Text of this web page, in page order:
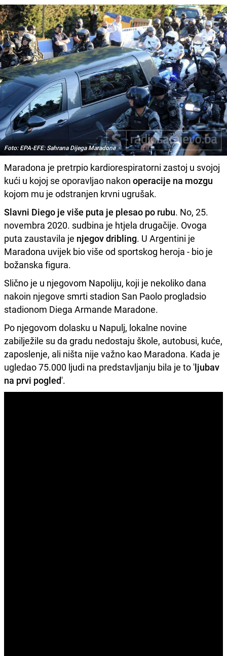
Foto: EPA-EFE: Sahrana Dijega Maradone
Maradona je pretrpio kardiorespiratorni zastoj u svojoj
kući u kojoj se oporavljao nakon operacije na mozgu
kojom mu je odstranjen krvni ugrušak.
Slavni Diego je više puta je plesao po rubu. No, 25.
novembra 2020. sudbina je htjela drugačije. Ovoga
puta zaustavila je njegov dribling. U Argentini je
Maradona uvijek bio više od sportskog heroja - bio je
božanska figura.
Slično je u njegovom Napoliju, koji je nekoliko dana
nakoin njegove smrti stadion San Paolo progladsio
stadionom Diega Armande Maradone.
Po njegovom dolasku u Napulj, lokalne novine
zabilježile su da gradu nedostaju škole, autobusi, kuće,
zaposlenje, ali ništa nije važno kao Maradona. Kada je
ugledao 75.000 ljudi na predstavljanju bila je to 'ljubav
na prvi pogled'.